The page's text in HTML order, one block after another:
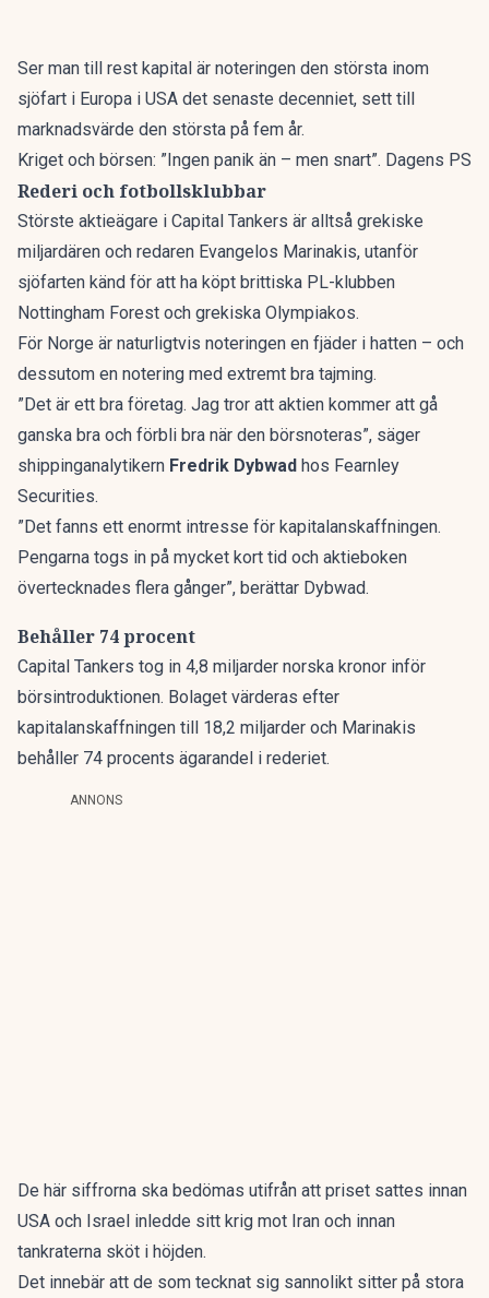
Ser man till rest kapital är noteringen den största inom
sjöfart i Europa i USA det senaste decenniet, sett till
marknadsvärde den största på fem år.
Kriget och börsen: ”Ingen panik än – men snart”. Dagens PS
Rederi och fotbollsklubbar
Störste aktieägare i Capital Tankers är alltså grekiske
miljardären och redaren Evangelos Marinakis, utanför
sjöfarten känd för att ha köpt brittiska PL-klubben
Nottingham Forest och grekiska Olympiakos.
För Norge är naturligtvis noteringen en fjäder i hatten – och
dessutom en notering med extremt bra tajming.
”Det är ett bra företag. Jag tror att aktien kommer att gå
ganska bra och förbli bra när den börsnoteras”, säger
shippinganalytikern Fredrik Dybwad hos Fearnley
Securities.
”Det fanns ett enormt intresse för kapitalanskaffningen.
Pengarna togs in på mycket kort tid och aktieboken
övertecknades flera gånger”, berättar Dybwad.
Behåller 74 procent
Capital Tankers tog in 4,8 miljarder norska kronor inför
börsintroduktionen. Bolaget värderas efter
kapitalanskaffningen till 18,2 miljarder och Marinakis
behåller 74 procents ägarandel i rederiet.
ANNONS
De här siffrorna ska bedömas utifrån att priset sattes innan
USA och Israel inledde sitt krig mot Iran och innan
tankraterna sköt i höjden.
Det innebär att de som tecknat sig sannolikt sitter på stora